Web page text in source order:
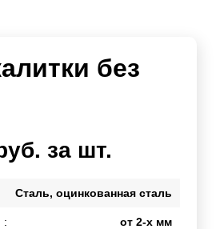
без
за шт.
Сталь, оцинкованная сталь
: от 2-х мм